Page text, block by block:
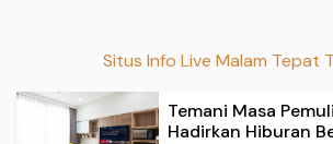
Situs Info Live Malam Tepat
Temani Masa
Hadirkan Hiburan